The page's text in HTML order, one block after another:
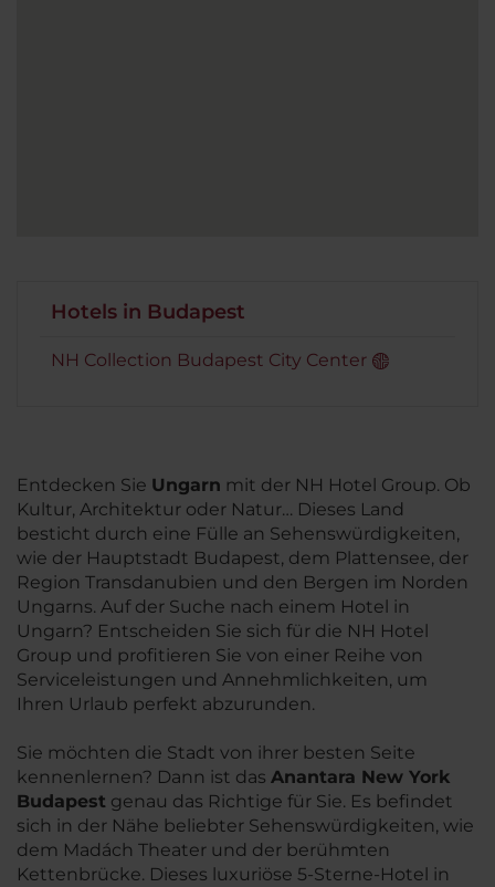
Hotels in Budapest
NH Collection Budapest City Center
Entdecken Sie Ungarn mit der NH Hotel Group. Ob
Kultur, Architektur oder Natur… Dieses Land
besticht durch eine Fülle an Sehenswürdigkeiten,
wie der Hauptstadt Budapest, dem Plattensee, der
Region Transdanubien und den Bergen im Norden
Ungarns. Auf der Suche nach einem Hotel in
Ungarn? Entscheiden Sie sich für die NH Hotel
Group und profitieren Sie von einer Reihe von
Serviceleistungen und Annehmlichkeiten, um
Ihren Urlaub perfekt abzurunden.
Sie möchten die Stadt von ihrer besten Seite
kennenlernen? Dann ist das Anantara New York
Budapest genau das Richtige für Sie. Es befindet
sich in der Nähe beliebter Sehenswürdigkeiten, wie
dem Madách Theater und der berühmten
Kettenbrücke. Dieses luxuriöse 5-Sterne-Hotel in